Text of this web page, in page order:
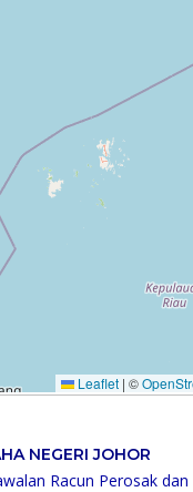
NEGERI JOHOR
Racun Perosak dan